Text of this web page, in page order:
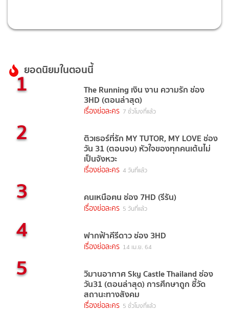
ยอดนิยมในตอนนี้
1 The Running เงิน งาน ความรัก ช่อง
3HD (ตอนล่าสุด)
เรื่องย่อละคร 7 ชั่วโมงที่แล้ว
2 ติวเธอร์ที่รัก MY TUTOR, MY LOVE ช่อง
วัน 31 (ตอนจบ) หัวใจของทุกคนเต้นไม่
เป็นจังหวะ
เรื่องย่อละคร 4 วันที่แล้ว
3 คนเหนือฅน ช่อง 7HD (รีรัน)
เรื่องย่อละคร 5 วันที่แล้ว
4 ฟากฟ้าคีรีดาว ช่อง 3HD
เรื่องย่อละคร 14 เม.ย. 64
5 วิมานอากาศ Sky Castle Thailand ช่อง
วัน31 (ตอนล่าสุด) การศึกษาถูก ชี้วัด
สถานะทางสังคม
เรื่องย่อละคร 5 ชั่วโมงที่แล้ว